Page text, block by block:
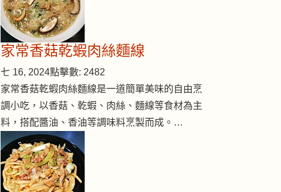
家常香菇乾蝦肉絲麵線
七 16, 2024點擊數: 2482
家常香菇乾蝦肉絲麵線是一道簡單美味的自由烹
調小吃，以香菇、乾蝦、肉絲、麵線等食材為主
料，搭配醬油、香油等調味料烹製而成。…